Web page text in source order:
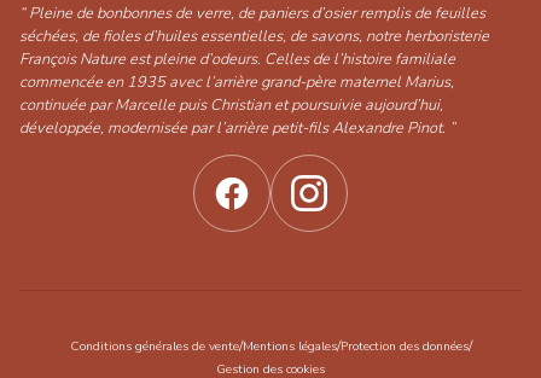
“ Pleine de bonbonnes de verre, de paniers d’osier remplis de feuilles
séchées, de fioles d’huiles essentielles, de savons, notre herboristerie
François Nature est pleine d’odeurs. Celles de l’histoire familiale
commencée en 1935 avec l’arrière grand-père maternel Marius,
continuée par Marcelle puis Christian et poursuivie aujourd’hui,
développée, modernisée par l’arrière petit-fils Alexandre Pinot. ”
Conditions générales de vente/Mentions légales/Protection des données/
Gestion des cookies